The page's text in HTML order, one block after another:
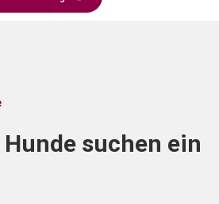
suchen ein